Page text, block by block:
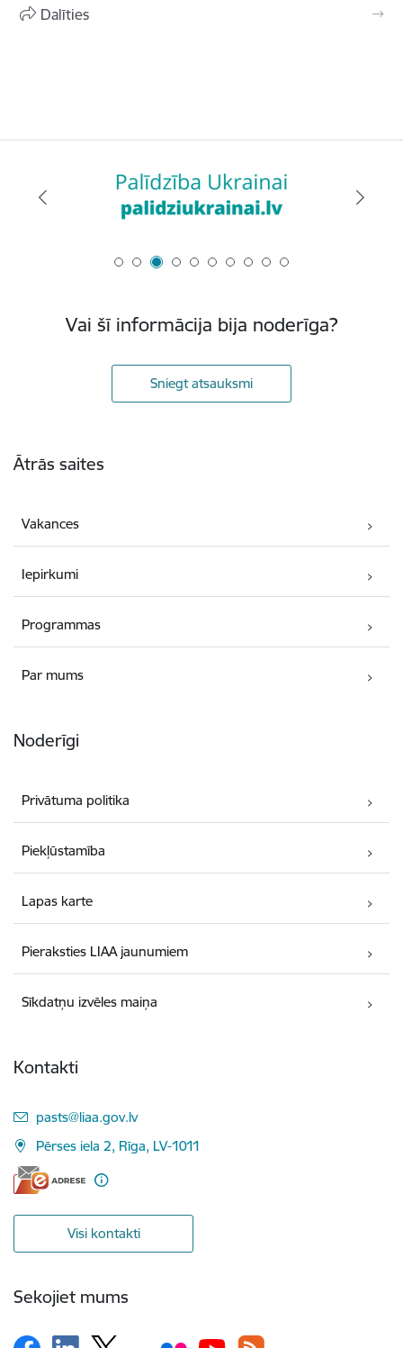
Dalīties
Vai šī informācija bija noderīga?
Sniegt atsauksmi
Ātrās saites
Vakances
Iepirkumi
Programmas
Par mums
Noderīgi
Privātuma politika
Piekļūstamība
Lapas karte
Pieraksties LIAA jaunumiem
Sīkdatņu izvēles maiņa
Kontakti
E-pasts:
pasts@liaa.gov.lv
Pērses iela 2, Rīga, LV-1011
Visi kontakti
Sekojiet mums